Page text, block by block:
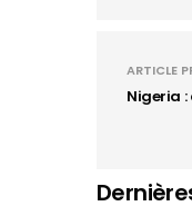
ARTICLE
Nigeria :